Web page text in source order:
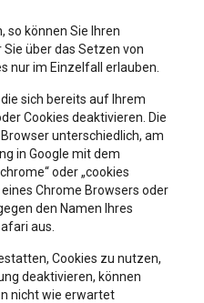
so können Sie Ihren
über das Setzen von
nur im Einzelfall erlauben.
sich bereits auf Ihrem
Cookies deaktivieren. Die
unterschiedlich, am
in Google mit dem
oder „cookies
Chrome Browsers oder
den Namen Ihres
aus.
Cookies zu nutzen,
deaktivieren, können
nicht wie erwartet